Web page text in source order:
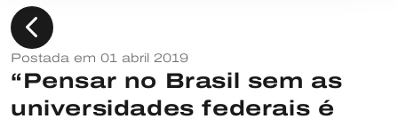
chevron_left
Postada em 01 abril 2019
“Pensar no Brasil sem as
universidades federais é